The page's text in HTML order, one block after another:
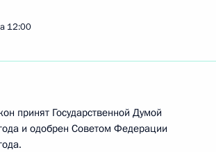
12:00
принят Государственной Думой
и одобрен Советом Федерации